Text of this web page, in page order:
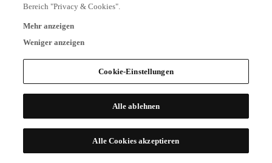
Bereich "Privacy & Cookies".
Mehr anzeigen
Weniger anzeigen
Cookie-Einstellungen
Alle ablehnen
Alle Cookies akzeptieren